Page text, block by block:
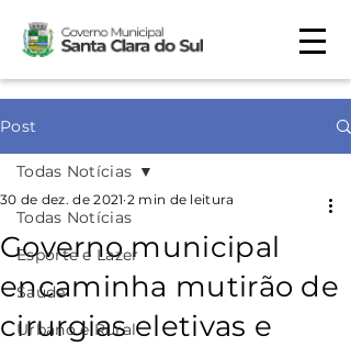
Post
Todas Notícias
Esporte e Lazer
Saúde
Urbano e Rural
Todas Notícias
Governo municipal
encaminha mutirão de
cirurgias eletivas e
30 de dez. de 2021 2 min de leitura